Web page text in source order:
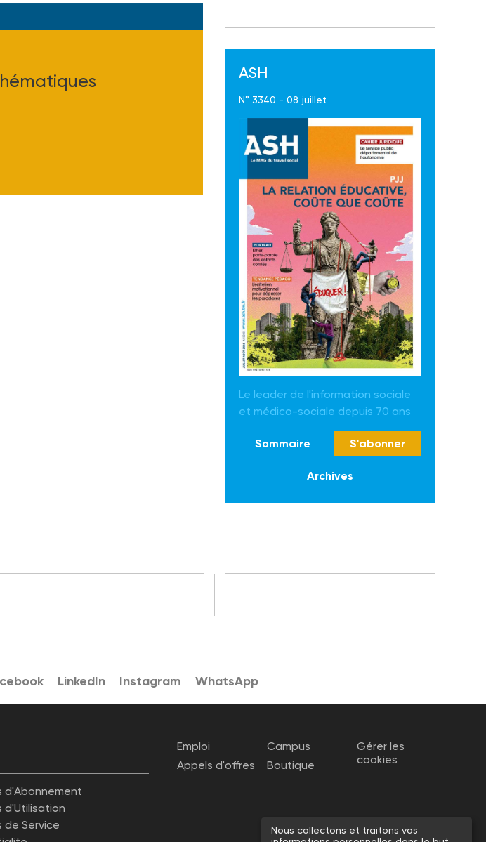
ASH
N° 3340 - 08 juillet
Le leader de l'information sociale
et médico-sociale depuis 70 ans
Sommaire S'abonner
Archives
LinkedIn Instagram WhatsApp
d'Abonnement
d'Utilisation
de Service
Emploi
Appels d'offres
Campus
Boutique
Gérer les
cookies
Nous collectons et traitons vos